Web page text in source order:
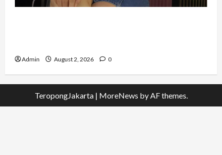
Admin August 2, 2026 0
TeropongJakarta | MoreNews by AF themes.